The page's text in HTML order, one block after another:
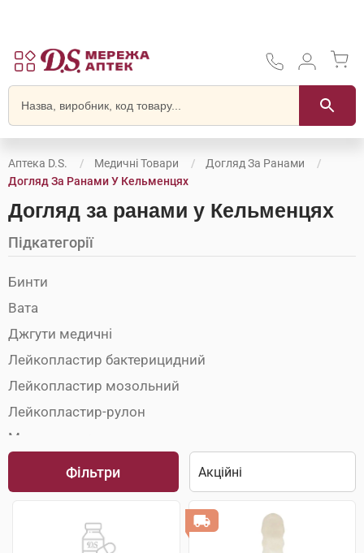
Аптека D.S. Медичні Товари
Догляд За Ранами
Догляд За Ранами У Кельменцях
Догляд за ранами у Кельменцях
Підкатегорії
Бинти
Вата
Джгути медичні
Лейкопластир бактерицидний
Лейкопластир мозольний
Лейкопластир-рулон
Марля медична
Медичні пов'язки
Пакети перев'язочні
Фільтри